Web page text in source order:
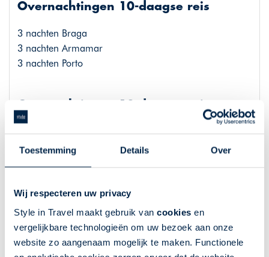
Toestemming Details Over
Wij respecteren uw privacy
Style in Travel maakt gebruik van cookies en
vergelijkbare technologieën om uw bezoek aan onze
website zo aangenaam mogelijk te maken. Functionele
Overnachtingen 10-daagse reis
3 nachten Braga
3 nachten Armamar
3 nachten Porto
Overnachtingen 12-daagse reis
4 nachten Armamar
Vervoer
Vluchtinformatie